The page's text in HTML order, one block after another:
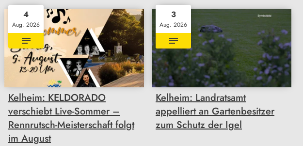
4
Aug. 2026
Kelheim: KELDORADO
verschiebt Live-Sommer –
Rennrutsch-Meisterschaft folgt
im August
3
Aug. 2026
Kelheim: Landratsamt
appelliert an Gartenbesitzer
zum Schutz der Igel